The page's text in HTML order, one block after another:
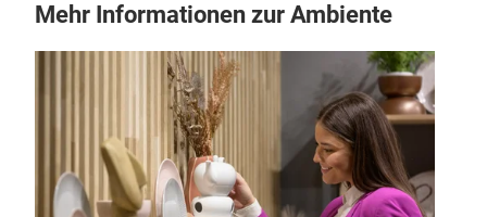
Mehr Informationen zur Ambiente